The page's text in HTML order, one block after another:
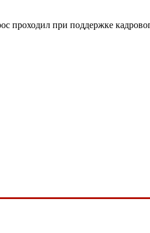
проходил при поддержке